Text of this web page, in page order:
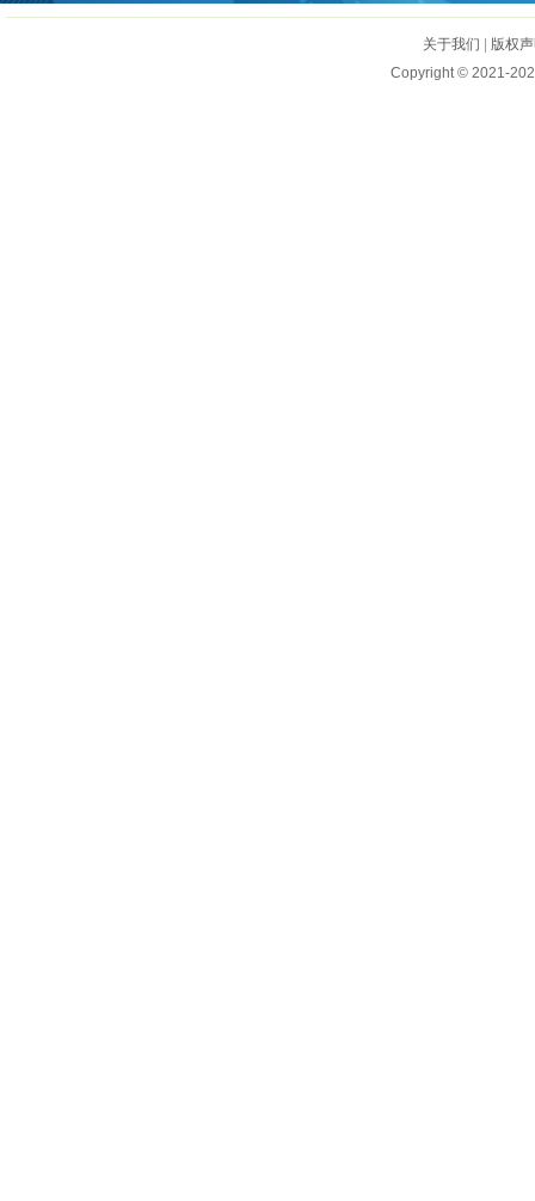
关于我们
版权
Copyright © 2021-